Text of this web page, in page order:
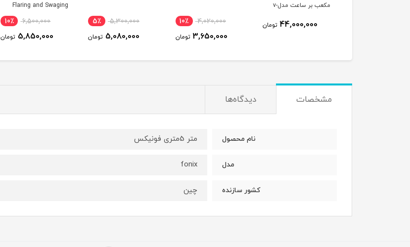
مکعب بر ساعت مدلv-
وکیوم + بوبین
44,000,000 تومان 4,020,000 10٪
3,650,000 تومان
5,300,000 5٪
5,080,000 تومان
Flaring and Swaging
6,500,000 10٪
5,850,000 تومان
مشخصات دیدگاه‌ها
نام محصول متر 5متری فونیکس
مدل fonix
کشور سازنده چین